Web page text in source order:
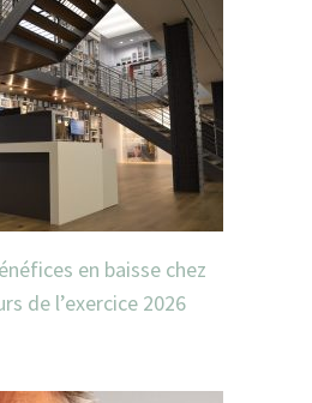
en baisse chez
de l’exercice 2026